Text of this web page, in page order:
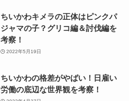
ちいかわキメラの正体はピンクパ
ジャマの子？グリコ編＆討伐編を
考察！
2022年5月19日
ちいかわの格差がやばい！日雇い
労働の底辺な世界観を考察！